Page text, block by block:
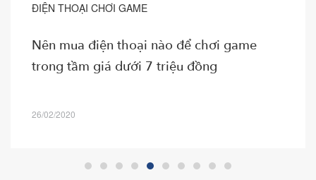
ĐIỆN THOẠI CHƠI GAME
Nên mua điện thoại nào để chơi game
trong tầm giá dưới 7 triệu đồng
26/02/2020